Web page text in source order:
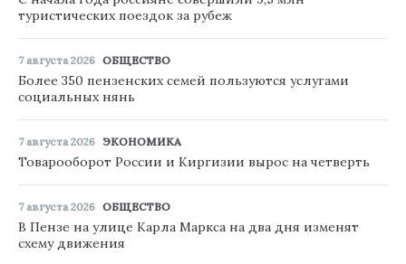
туристических поездок за рубеж
7 августа 2026 ОБЩЕСТВО
Более 350 пензенских семей пользуются услугами
социальных нянь
7 августа 2026 ЭКОНОМИКА
Товарооборот России и Киргизии вырос на четверть
7 августа 2026 ОБЩЕСТВО
В Пензе на улице Карла Маркса на два дня изменят
схему движения